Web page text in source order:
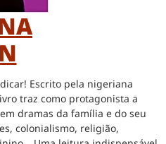
Escrito pela nigeriana
traz como protagonista a
dramas da família e do seu
colonialismo, religião,